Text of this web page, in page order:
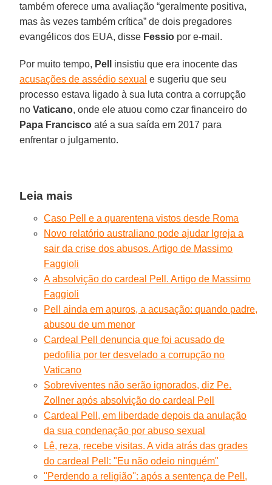
também oferece uma avaliação “geralmente positiva,
mas às vezes também crítica” de dois pregadores
evangélicos dos EUA, disse Fessio por e-mail.
Por muito tempo, Pell
insistiu que era inocente das
acusações de assédio sexual e sugeriu que seu
processo estava ligado à sua luta contra a corrupção
noVaticano, onde ele atuou como czar financeiro do
Papa Francisco até a sua saída em 2017 para
enfrentar o julgamento.
Leia mais
Caso Pell e a quarentena vistos desde Roma
Novo relatório australiano pode ajudar Igreja a
sair da crise dos abusos. Artigo de Massimo
Faggioli
A absolvição do cardeal Pell. Artigo de Massimo
Faggioli
Pell ainda em apuros, a acusação: quando padre,
abusou de um menor
Cardeal Pell denuncia que foi acusado de
pedofilia por ter desvelado a corrupção no
Vaticano
Sobreviventes não serão ignorados, diz Pe.
Zollner após absolvição do cardeal Pell
Cardeal Pell, em liberdade depois da anulação
da sua condenação por abuso sexual
Lê, reza, recebe visitas. A vida atrás das grades
do cardeal Pell: "Eu não odeio ninguém"
''Perdendo a religião'': após a sentença de Pell,